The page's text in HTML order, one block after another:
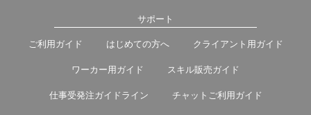
サポート
ご利用ガイド はじめての方へ クライアント用ガイド
ワーカー用ガイド スキル販売ガイド
仕事受発注ガイドライン チャットご利用ガイド